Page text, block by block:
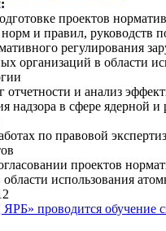
проектов
и правил, руководств
регулирования
организаций в области
отчетности и анализ
надзора в сфере ядерной
по правовой
проектов
использования
проводится обучение